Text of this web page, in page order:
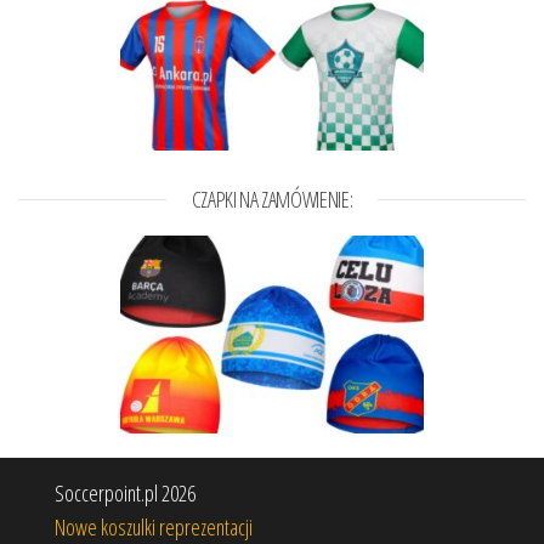
CZAPKI NA ZAMÓWIENIE:
Soccerpoint.pl 2026
Nowe koszulki reprezentacji